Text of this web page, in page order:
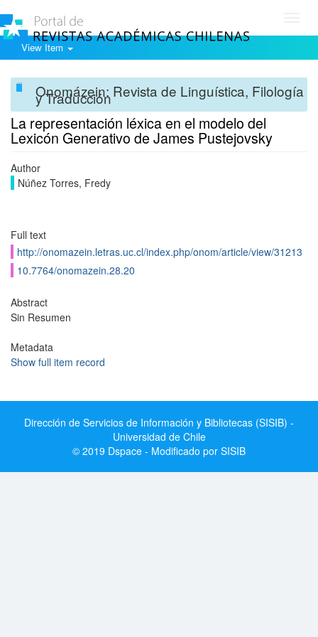
View Item
Onomázein: Revista de Linguística, Filología
y Traducción
La representación léxica en el modelo del
Lexicón Generativo de James Pustejovsky
Author
Núñez Torres, Fredy
Full text
http://onomazein.letras.uc.cl/index.php/onom/article/view/31213
10.7764/onomazein.28.20
Abstract
Sin Resumen
Metadata
Show full item record
Dirección de Servicios de Información y Bibliotecas (SISIB) -
Universidad de Chile
© 2019 Dspace - Modificado por SISIB